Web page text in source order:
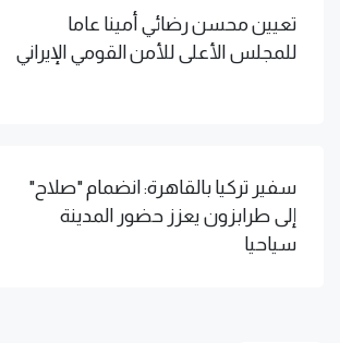
تعيين محسن رضائي أمينا عاما
للمجلس الأعلى للأمن القومي الإيراني
سفير تركيا بالقاهرة: انضمام "صلاح"
إلى طرابزون يعزز حضور المدينة
سياحيا